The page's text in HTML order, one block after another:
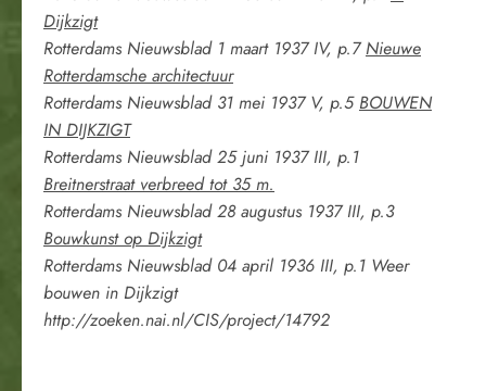
Dijkzigt
Rotterdams Nieuwsblad 1 maart 1937 IV, p.7Nieuwe
Rotterdamsche architectuur
Rotterdams Nieuwsblad 31 mei 1937 V, p.5 BOUWEN
IN DIJKZIGT
Rotterdams Nieuwsblad 25 juni 1937 III, p.1
Breitnerstraat verbreed tot 35 m.
Rotterdams Nieuwsblad 28 augustus 1937 III, p.3
Bouwkunst op Dijkzigt
Rotterdams Nieuwsblad 04 april 1936 III, p.1 Weer
bouwen in Dijkzigt
http://zoeken.nai.nl/CIS/project/14792